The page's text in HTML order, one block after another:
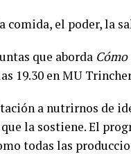
comida, el poder, la
que aborda
19.30 en MU
a nutrirnos de
la sostiene. El
todas las